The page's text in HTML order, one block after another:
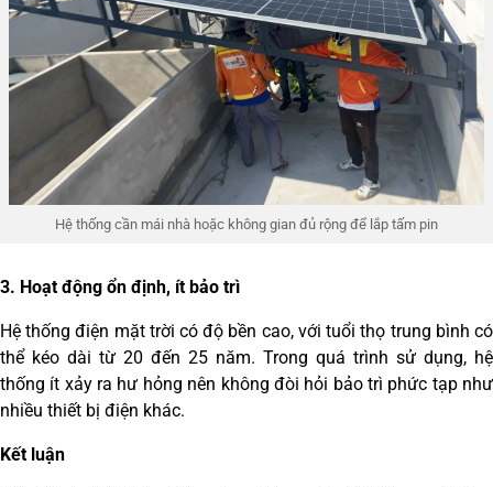
Hệ thống cần mái nhà hoặc không gian đủ rộng để lắp tấm pin
3. Hoạt động ổn định, ít bảo trì
Hệ thống điện mặt trời có độ bền cao, với tuổi thọ trung bình có
thể kéo dài từ 20 đến 25 năm. Trong quá trình sử dụng, hệ
thống ít xảy ra hư hỏng nên không đòi hỏi bảo trì phức tạp như
nhiều thiết bị điện khác.
Kết luận